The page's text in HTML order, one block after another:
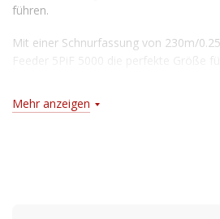
führen.
Mit einer Schnurfassung von 230m/
Feeder 5PiF 5000 die perfekte Größe
großen Strom. Ausgestattet mit
anodisierter Aluminiumspule mit 2
Mehr anzeigen